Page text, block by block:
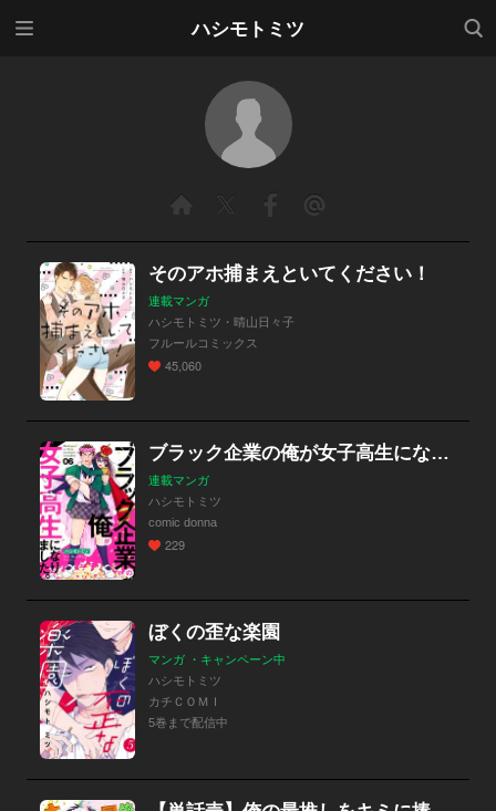
ハシモトミツ
検索
そのアホ捕まえといてください！
連載マンガ
ハシモトミツ・晴山日々子
フルールコミックス
45,060
ブラック企業の俺が女子高生になりました。
連載マンガ
ハシモトミツ
comic donna
229
ぼくの歪な楽園
マンガ ・キャンペーン中
ハシモトミツ
カチＣＯＭＩ
5巻まで配信中